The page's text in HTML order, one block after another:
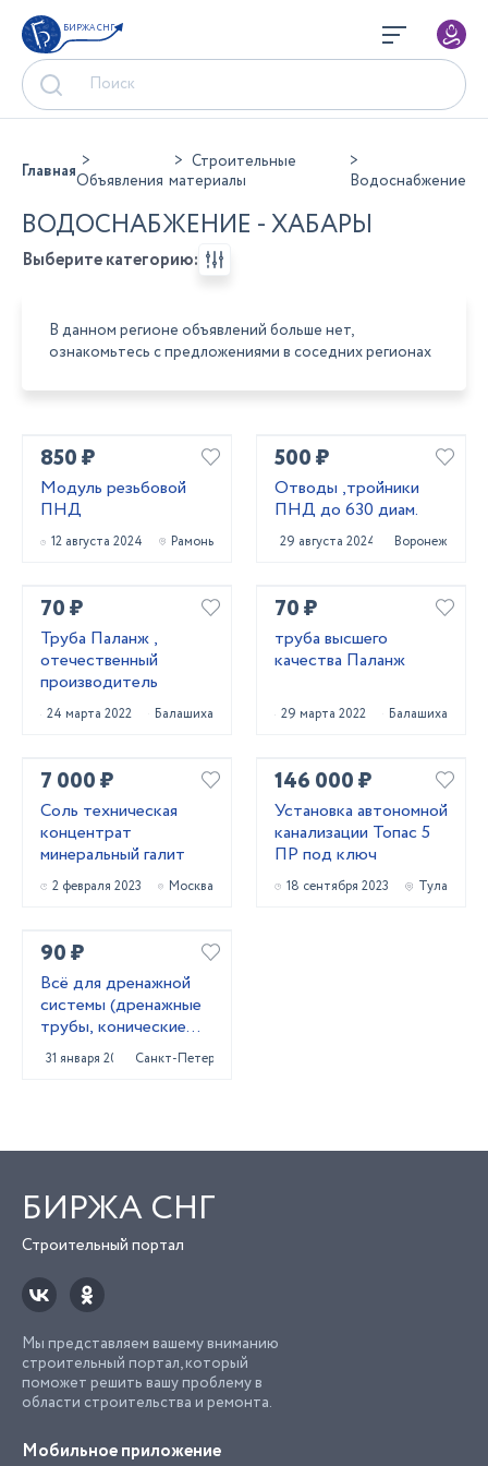
БИРЖА СНГ
ГлавнаяОбъявления
Строительные
материалы
Водоснабжение
ВОДОСНАБЖЕНИЕ - ХАБАРЫ
Выберите категорию:
В данном регионе объявлений больше нет,
ознакомьтесь с предложениями в соседних регионах
850 ₽
Модуль резьбовой
ПНД
12 августа 2024 Рамонь
500 ₽
Отводы ,тройники
ПНД до 630 диам.
29 августа 2024 Воронеж
70 ₽
Труба Паланж ,
отечественный
производитель
24 марта 2022 Балашиха
70 ₽
труба высшего
качества Паланж
29 марта 2022 Балашиха
7 000 ₽
Соль техническая
концентрат
минеральный галит
2 февраля 2023 Москва
146 000 ₽
Установка автономной
канализации Топас 5
ПР под ключ
18 сентября 2023 Тула
90 ₽
Всё для дренажной
системы (дренажные
трубы, конические
колодцы,трубы под
заезд)
31 января 2024 Санкт-Петербург
БИРЖА СНГ
Строительный портал
Мы представляем вашему вниманию
строительный портал, который
поможет решить вашу проблему в
области строительства и ремонта.
Мобильное приложение